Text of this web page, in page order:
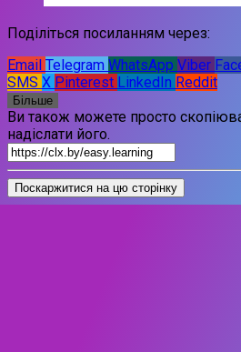
Поділіться посиланням через:
Email Telegram WhatsApp Viber
SMS X Pinterest LinkedIn Reddit
Більше
Ви також можете просто
надіслати його.
Поскаржитися на цю сторінку